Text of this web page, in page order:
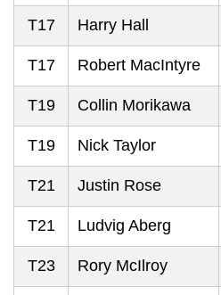
T17 Harry Hall
T17 Robert MacIntyre
T19 Collin Morikawa
T19 Nick Taylor
T21 Justin Rose
T21 Ludvig Aberg
T23 Rory McIlroy